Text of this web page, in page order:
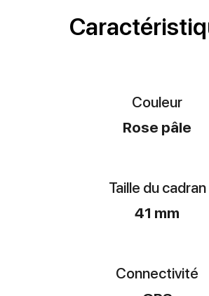
Couleur
Rose pâle
Taille du cadran
41 mm
Connectivité